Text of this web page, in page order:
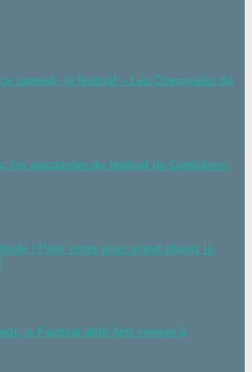
samedi, le festival « Les Cheminées du
les spectacles du festival de Confolens,
! Pour notre plus grand plaisir la
le Festival afrik’Arts revient à